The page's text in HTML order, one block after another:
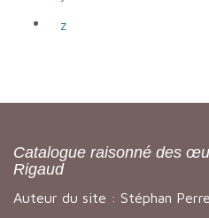
z
Catalogue raisonné des
Rigaud
Auteur du site : Stéphan